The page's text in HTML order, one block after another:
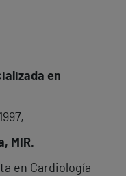
en
MIR.
en Cardiología